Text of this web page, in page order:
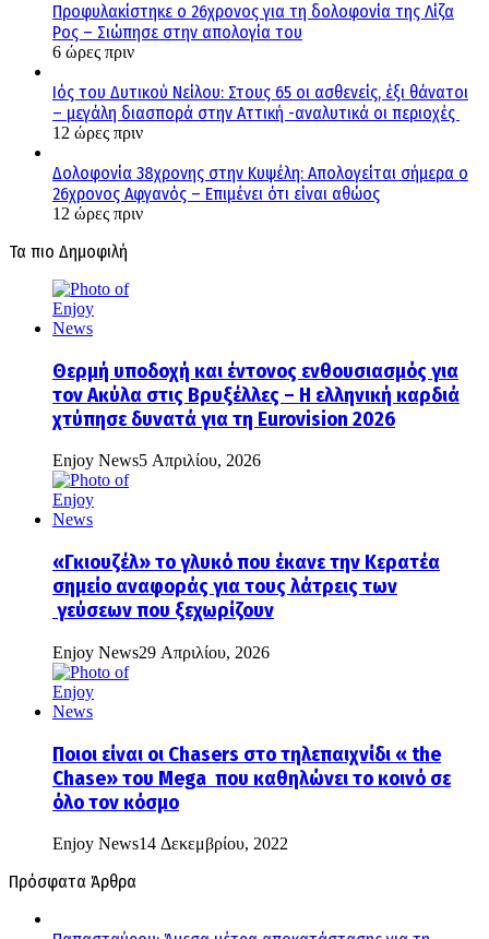
Προφυλακίστηκε ο 26χρονος για τη δολοφονία της Λίζα
Ρος – Σιώπησε στην απολογία του
6 ώρες πριν
Ιός του Δυτικού Νείλου: Στους 65 οι ασθενείς, έξι θάνατοι
– μεγάλη διασπορά στην Αττική -αναλυτικά οι περιοχές
12 ώρες πριν
Δολοφονία 38χρονης στην Κυψέλη: Απολογείται σήμερα ο
26χρονος Αφγανός – Επιμένει ότι είναι αθώος
12 ώρες πριν
Τα πιο Δημοφιλή
Θερμή υποδοχή και έντονος ενθουσιασμός για
τον Ακύλα στις Βρυξέλλες – Η ελληνική καρδιά
χτύπησε δυνατά για τη Eurovision 2026
Enjoy News5 Απριλίου, 2026
«Γκιουζέλ» το γλυκό που έκανε την Κερατέα
σημείο αναφοράς για τους λάτρεις των
γεύσεων που ξεχωρίζουν
Enjoy News29 Απριλίου, 2026
Ποιοι είναι οι Chasers στο τηλεπαιχνίδι « the
Chase» του Mega που καθηλώνει το κοινό σε
όλο τον κόσμο
Enjoy News14 Δεκεμβρίου, 2022
Πρόσφατα Άρθρα